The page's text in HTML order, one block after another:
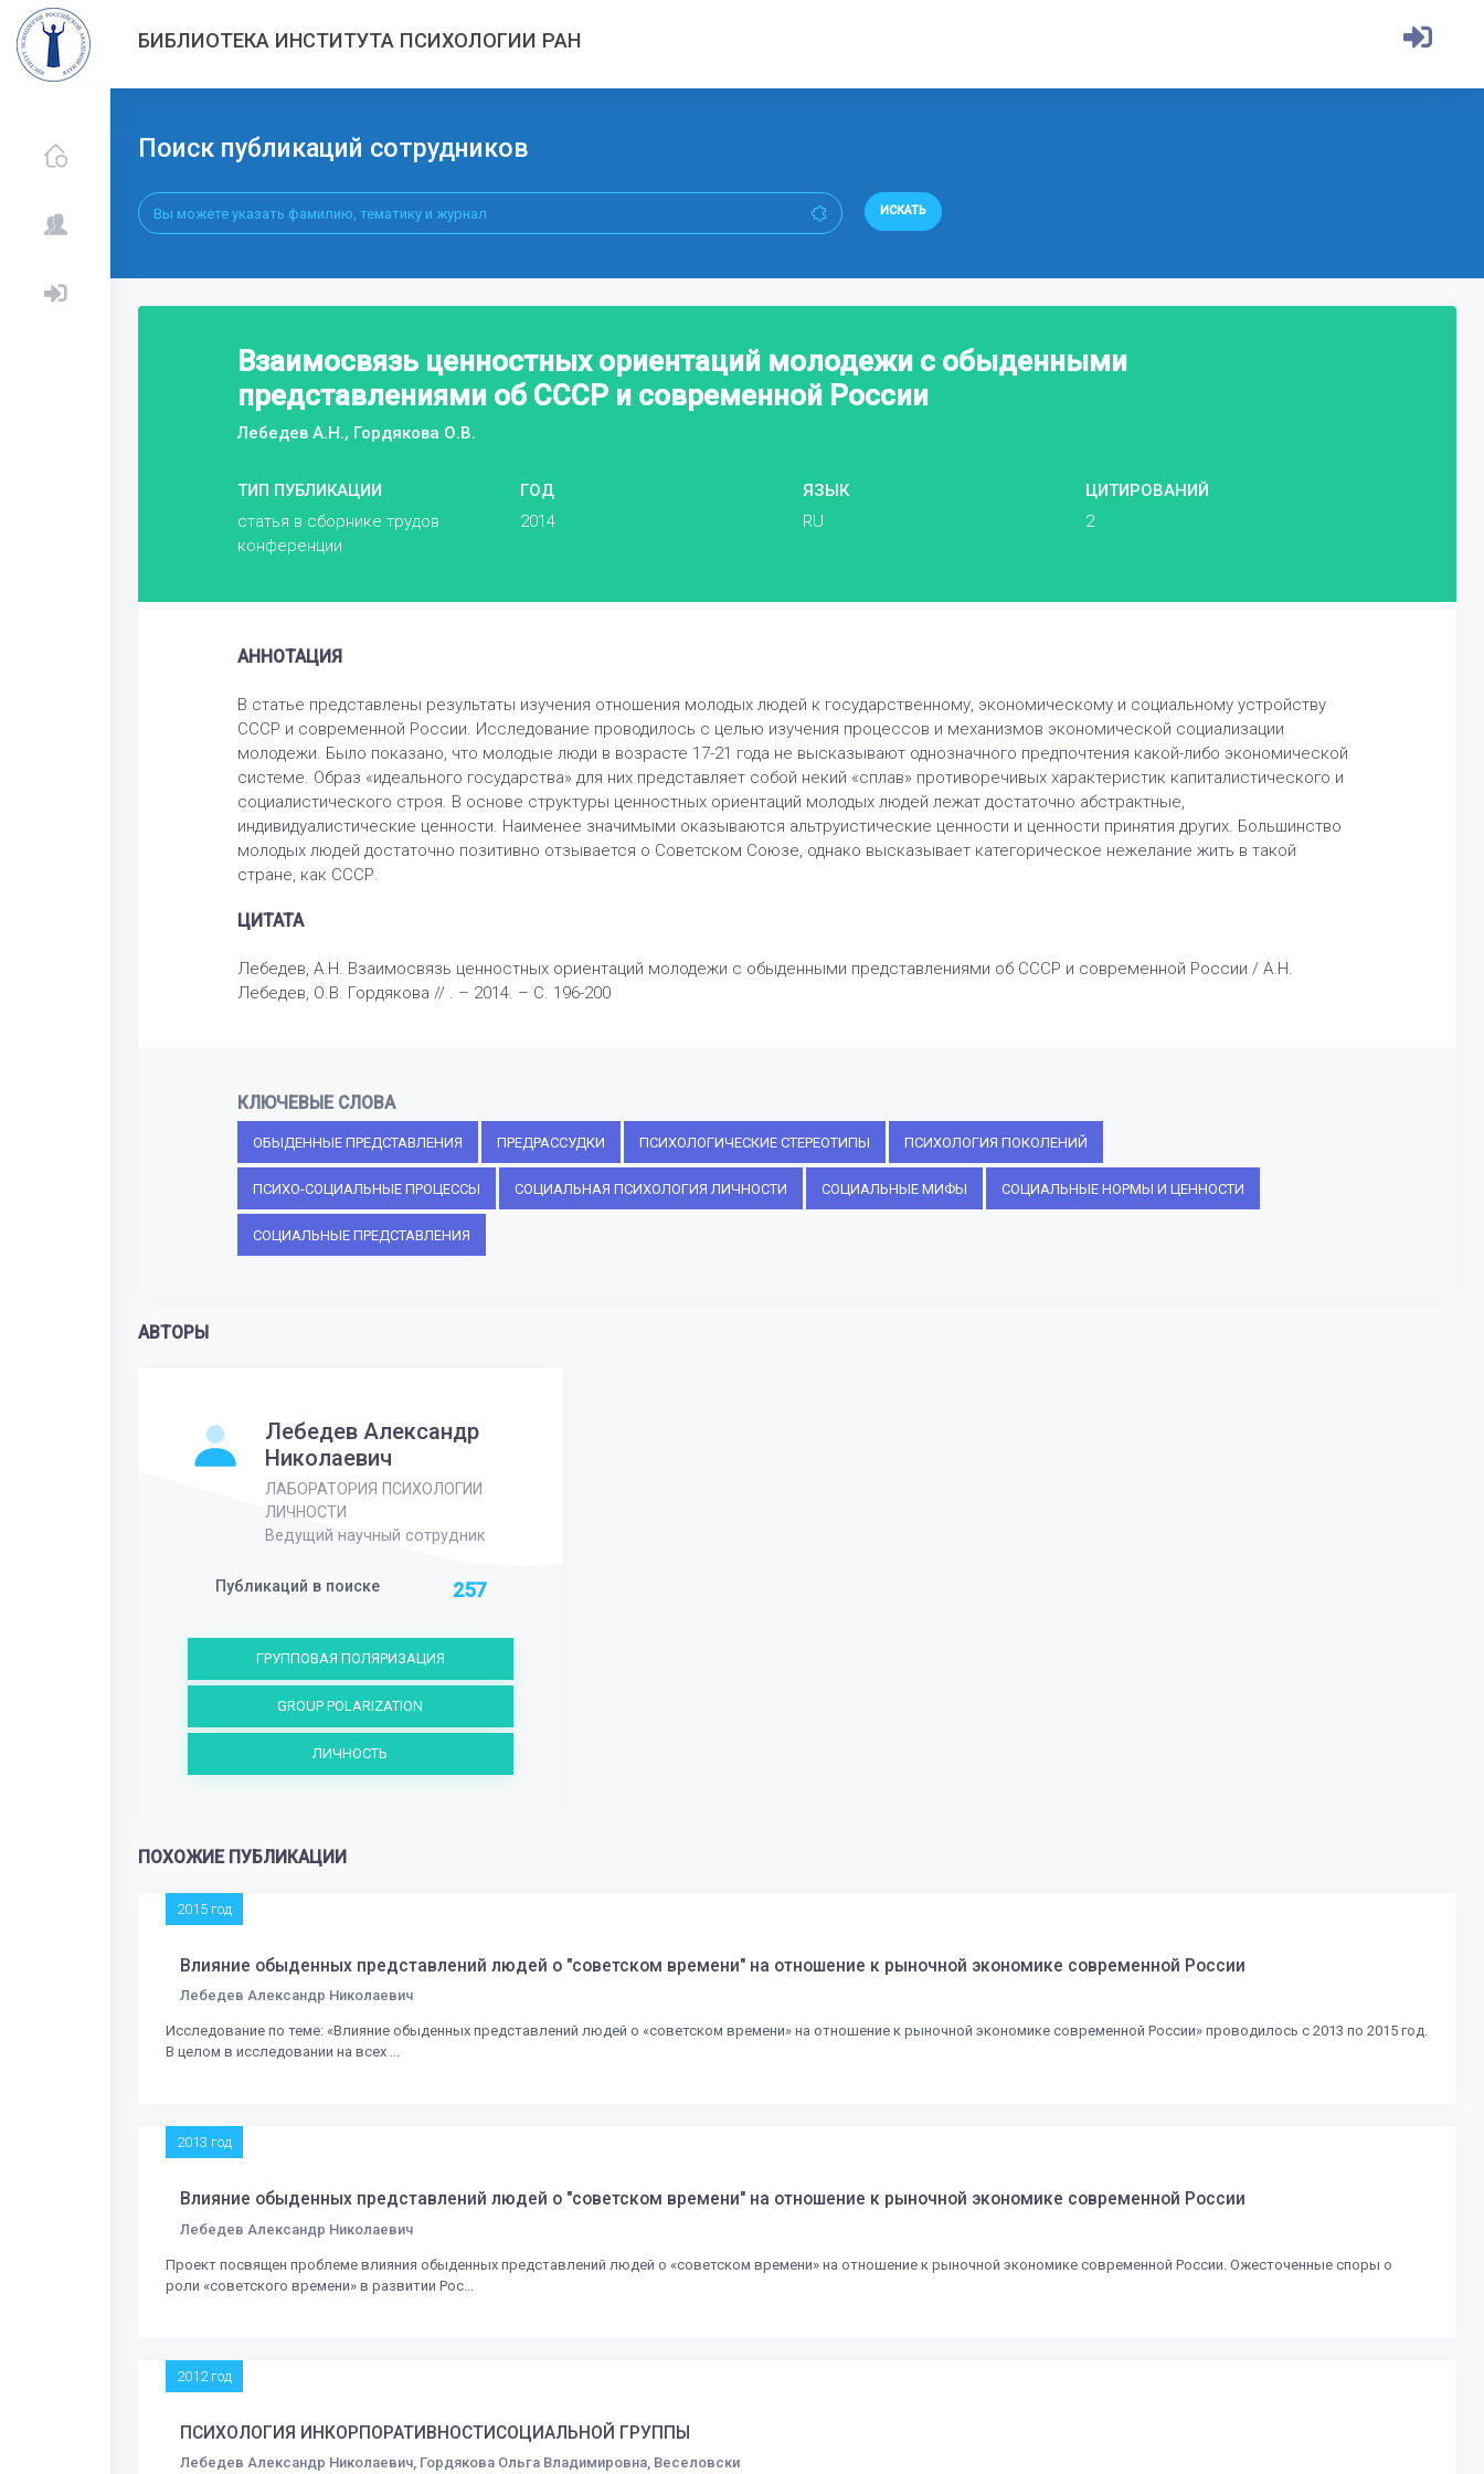
БИБЛИОТЕКА ИНСТИТУТА ПСИХОЛОГИИ РАН
Поиск публикаций сотрудников
ИСКАТЬ
Взаимосвязь ценностных ориентаций молодежи с обыденными
представлениями об СССР и современной России
Лебедев А.Н., Гордякова О.В.
ТИП ПУБЛИКАЦИИ
статья в сборнике трудов
конференции
ГОД
2014
ЯЗЫК
RU
ЦИТИРОВАНИЙ
2
АННОТАЦИЯ
В статье представлены результаты изучения отношения молодых людей к государственному, экономическому и социальному устройству
СССР и современной России. Исследование проводилось с целью изучения процессов и механизмов экономической социализации
молодежи. Было показано, что молодые люди в возрасте 17-21 года не высказывают однозначного предпочтения какой-либо экономической
системе. Образ «идеального государства» для них представляет собой некий «сплав» противоречивых характеристик капиталистического и
социалистического строя. В основе структуры ценностных ориентаций молодых людей лежат достаточно абстрактные,
индивидуалистические ценности. Наименее значимыми оказываются альтруистические ценности и ценности принятия других. Большинство
молодых людей достаточно позитивно отзывается о Советском Союзе, однако высказывает категорическое нежелание жить в такой
стране, как СССР.
ЦИТАТА
Лебедев, А.Н. Взаимосвязь ценностных ориентаций молодежи с обыденными представлениями об СССР и современной России / А.Н.
Лебедев, О.В. Гордякова // . – 2014. – С. 196-200
КЛЮЧЕВЫЕ СЛОВА
ОБЫДЕННЫЕ ПРЕДСТАВЛЕНИЯ ПРЕДРАССУДКИ ПСИХОЛОГИЧЕСКИЕ СТЕРЕОТИПЫ ПСИХОЛОГИЯ ПОКОЛЕНИЙ
ПСИХО-СОЦИАЛЬНЫЕ ПРОЦЕССЫ СОЦИАЛЬНАЯ ПСИХОЛОГИЯ ЛИЧНОСТИ СОЦИАЛЬНЫЕ МИФЫ СОЦИАЛЬНЫЕ НОРМЫ И ЦЕННОСТИ
СОЦИАЛЬНЫЕ ПРЕДСТАВЛЕНИЯ
АВТОРЫ
Лебедев Александр
Николаевич
ЛАБОРАТОРИЯ ПСИХОЛОГИИ
ЛИЧНОСТИ
Ведущий научный сотрудник
Публикаций в поиске 257
ГРУППОВАЯ ПОЛЯРИЗАЦИЯ
GROUP POLARIZATION
ЛИЧНОСТЬ
ПОХОЖИЕ ПУБЛИКАЦИИ
2015 год
Влияние обыденных представлений людей о "советском времени" на отношение к рыночной экономике современной России
Лебедев Александр Николаевич
Исследование по теме: «Влияние обыденных представлений людей о «советском времени» на отношение к рыночной экономике современной России» проводилось с 2013 по 2015 год.
В целом в исследовании на всех ...
2013 год
Влияние обыденных представлений людей о "советском времени" на отношение к рыночной экономике современной России
Лебедев Александр Николаевич
Проект посвящен проблеме влияния обыденных представлений людей о «советском времени» на отношение к рыночной экономике современной России. Ожесточенные споры о
роли «советского времени» в развитии Рос...
2012 год
ПСИХОЛОГИЯ ИНКОРПОРАТИВНОСТИСОЦИАЛЬНОЙ ГРУППЫ
Лебедев Александр Николаевич, Гордякова Ольга Владимировна, Веселовски